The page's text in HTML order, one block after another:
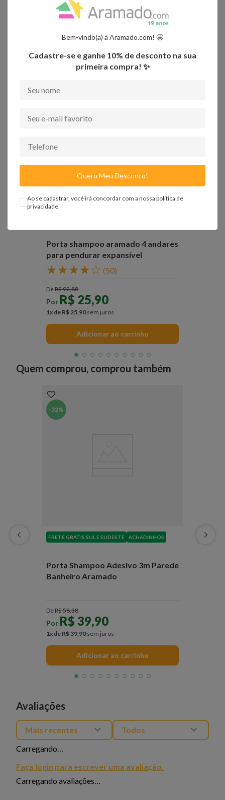
Bem-vindo(a) à Aramado.com! 🤩
Cadastre-se e ganhe 10% de desconto na sua
primeira compra! ✨
Quero Meu Desconto!
Ao se cadastrar, você irá concordar com a nossapolítica de
privacidade
-72%
Porta shampoo aramado 4 andares
para pendurar expansível
★★★★☆ (50)
DeR$92,88
Por R$ 25,90
1x de R$ 25 90sem juros
Adicionar ao carrinho
Quem comprou, comprou também
-32%
FRETE GRÁTIS SUL E SUDESTE ACHADINHOS
Porta Shampoo Adesivo 3m Parede
Banheiro Aramado
DeR$58,38
Por R$ 39,90
1x de R$ 39 90sem juros
Adicionar ao carrinho
Avaliações
Carregando…
Faça login para escrever uma avaliação.
Mais recentes Todos
Carregando avaliações…